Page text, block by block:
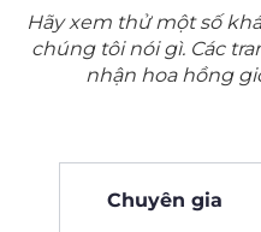
Hãy xem thử một số
chúng tôi nói gì. Các
nhận hoa hồng
Chuyên gia